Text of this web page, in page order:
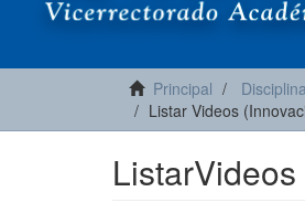
Principal
Listar Videos